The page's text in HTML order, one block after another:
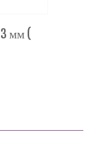
мм (